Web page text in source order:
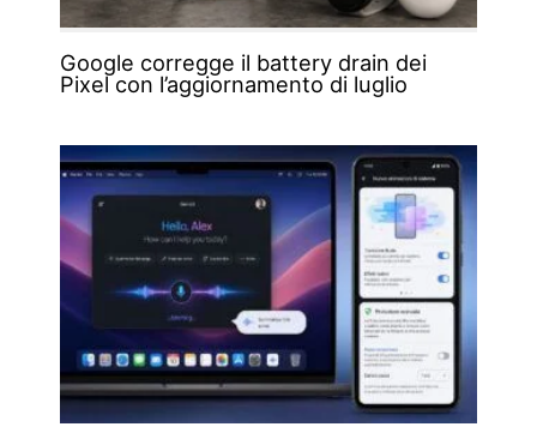
Google corregge il battery drain dei
Pixel con l’aggiornamento di luglio